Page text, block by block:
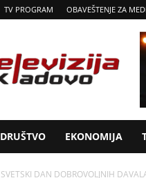
TV PROGRAM OBAVEŠTENJE ZA
DRUŠTVO EKONOMIJA
SVETSKI DAN DOBROVOLJNIH